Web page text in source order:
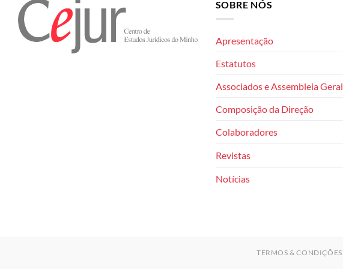
SOBRE NÓS
Apresentação
Estatutos
Associados e Assembleia Geral
Composição da Direção
Colaboradores
Revistas
Notícias
TERMOS & CONDIÇÕES